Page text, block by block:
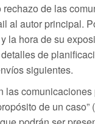
de las
al autor principal.
la hora de su
de
siguientes.
las
de un